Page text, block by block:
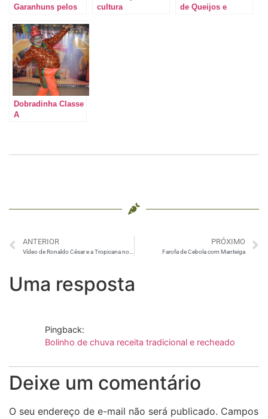
Garanhuns pelos
cultura
de Queijos e
Dobradinha Classe
A
ANTERIOR PRÓXIMO
Farofa de Cebola com Manteiga
Uma resposta
Pingback:
Bolinho de chuva receita tradicional e recheado
Deixe um comentário
O seu endereço de e-mail não será publicado. Campos